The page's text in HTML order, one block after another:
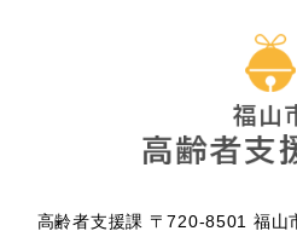
高齢者支援課 〒720-8501 福山